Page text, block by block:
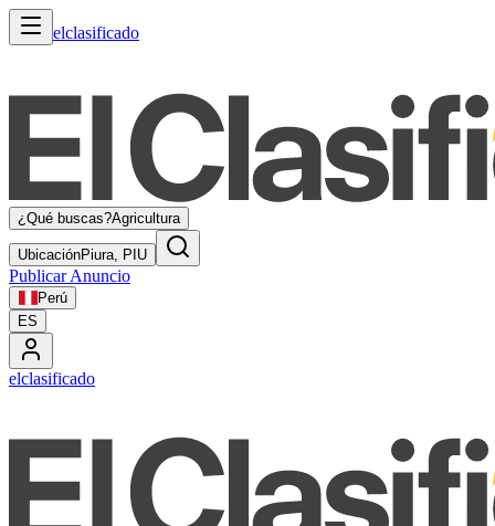
elclasificado
¿Qué buscas?Agricultura
UbicaciónPiura, PIU
Publicar Anuncio
Perú
ES
elclasificado